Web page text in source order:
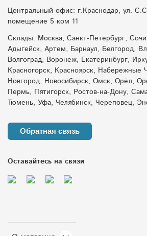
Центральный офис: г.Краснодар, ул.
помещение 5 ком 11
Склады: Москва, Санкт-Петербург,
Адыгейск, Артем, Барнаул, Белгород,
Волгоград, Воронеж, Екатеринбург,
Красногорск, Красноярск,
Новгород, Новосибирск, Омск, Орёл,
Пермь, Пятигорск, Ростов-на-Дону,
Тюмень, Уфа, Челябинск, Череповец,
Обратная связь
Оставайтесь на связи